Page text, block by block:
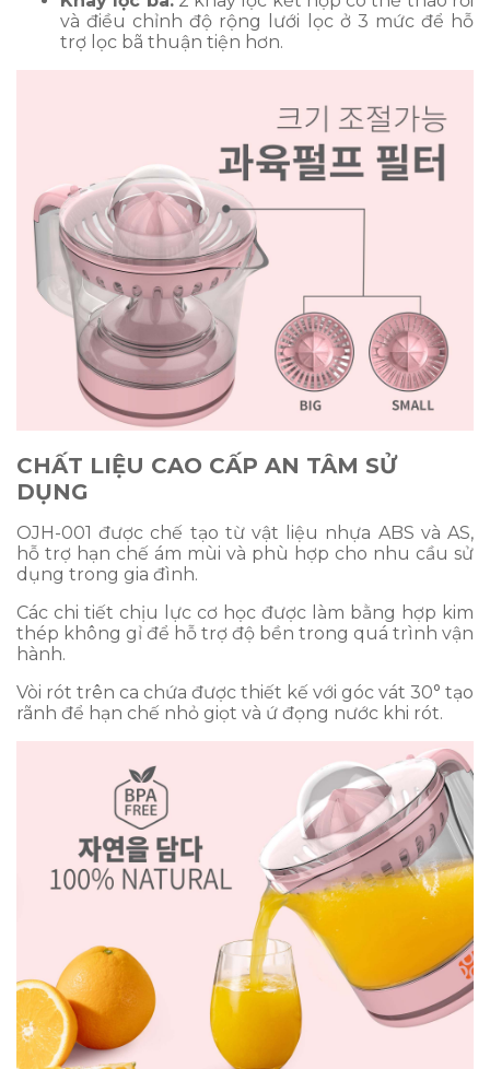
và điều chỉnh độ rộng lưới lọc ở 3 mức để hỗ
trợ lọc bã thuận tiện hơn.
CHẤT LIỆU CAO CẤP AN TÂM SỬ
DỤNG
OJH-001 được chế tạo từ vật liệu nhựa ABS và AS,
hỗ trợ hạn chế ám mùi và phù hợp cho nhu cầu sử
dụng trong gia đình.
Các chi tiết chịu lực cơ học được làm bằng hợp kim
thép không gỉ để hỗ trợ độ bền trong quá trình vận
hành.
Vòi rót trên ca chứa được thiết kế với góc vát 30° tạo
rãnh để hạn chế nhỏ giọt và ứ đọng nước khi rót.